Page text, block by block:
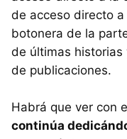
de acceso directo
botonera de la
de últimas historias
de publicaciones.
Habrá que ver con
continúa